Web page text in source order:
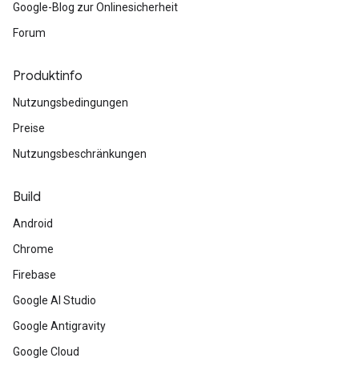
Google-Blog zur Onlinesicherheit
Forum
Produktinfo
Nutzungsbedingungen
Preise
Nutzungsbeschränkungen
Build
Android
Chrome
Firebase
Google AI Studio
Google Antigravity
Google Cloud